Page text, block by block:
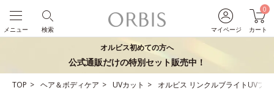
マイページ
0
カート
検索
メニュー
オルビス初めての方へ
公式通販だけの特別セット販売中！
TOP ヘア＆ボディケア UVカット オルビス リンクルブライトUVプ